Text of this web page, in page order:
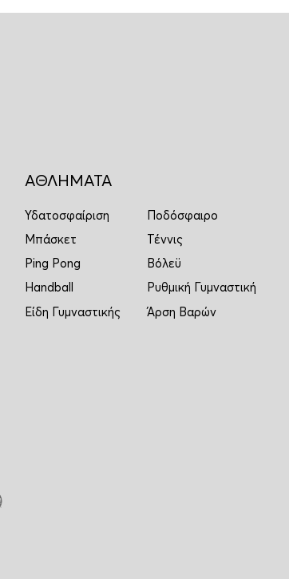
ΑΘΛΗΜΑΤΑ
Υδατοσφαίριση
Ποδόσφαιρο
Μπάσκετ
Τέννις
Ping Pong
Βόλεϋ
Handball
Ρυθμική Γυμναστική
Είδη Γυμναστικής
Άρση Βαρών